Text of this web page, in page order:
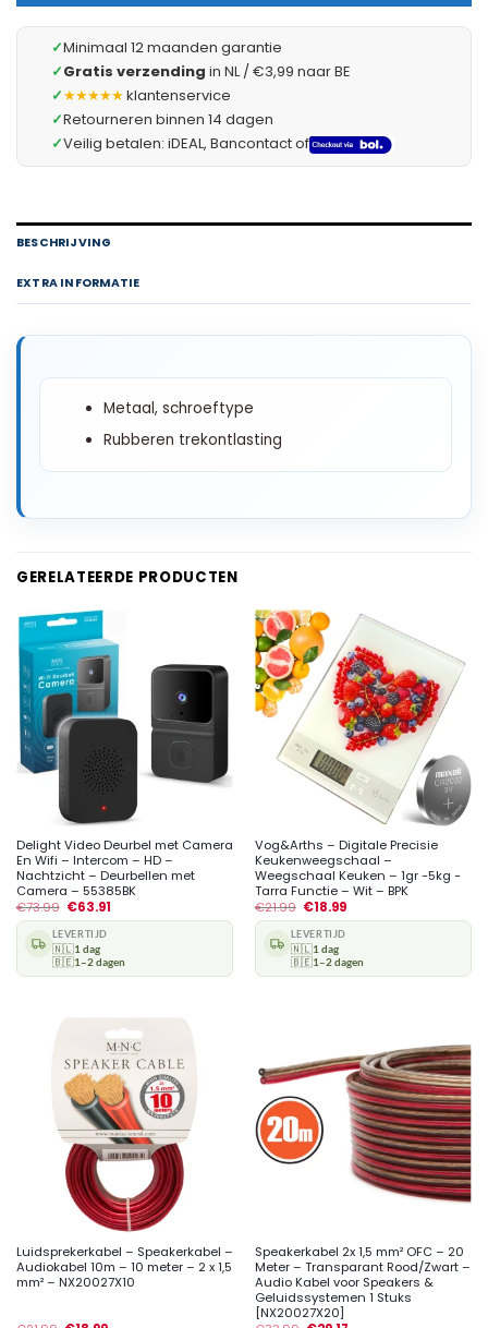
✓Minimaal 12 maanden garantie
✓Gratis verzending in NL / €3,99 naar BE
✓★★★★★klantenservice
✓Retourneren binnen 14 dagen
✓Veilig betalen: iDEAL, Bancontact of
BESCHRIJVING
EXTRA INFORMATIE
Metaal, schroeftype
Rubberen trekontlasting
GERELATEERDE PRODUCTEN
Delight Video Deurbel met Camera
En Wifi – Intercom – HD –
Nachtzicht – Deurbellen met
Camera – 55385BK
€73.99 €63.91
LEVERTIJD
🇳🇱1 dag
🇧🇪1–2 dagen
Vog&Arths – Digitale Precisie
Keukenweegschaal –
Weegschaal Keuken – 1gr -5kg -
Tarra Functie – Wit – BPK
€21.99 €18.99
LEVERTIJD
🇳🇱1 dag
🇧🇪1–2 dagen
Luidsprekerkabel – Speakerkabel –
Audiokabel 10m – 10 meter – 2 x 1,5
mm² – NX20027X10
Speakerkabel 2x 1,5 mm² OFC – 20
Meter – Transparant Rood/Zwart –
Audio Kabel voor Speakers &
Geluidssystemen 1 Stuks
[NX20027X20]